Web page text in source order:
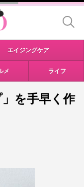
エイジングケア
メ ライフ
を手早く作